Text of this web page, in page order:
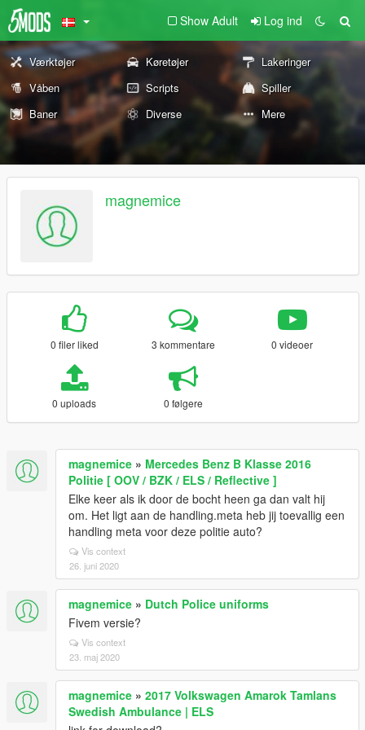
Show Adult Log ind
Værktøjer Køretøjer
Lakeringer
Våben
Scripts
Spiller
Baner
Diverse Mere
magnemice
0 filer liked 3 kommentare 0 videoer
0 uploads 0 følgere
magnemice » Mercedes Benz B Klasse 2016
Politie [ OOV / BZK / ELS / Reflective ]
Elke keer als ik door de bocht heen ga dan valt hij
om. Het ligt aan de handling.meta heb jij toevallig een
handling meta voor deze politie auto?
Vis context
26. juni 2020
magnemice » Dutch Police uniforms
Fivem versie?
Vis context
23. maj 2020
magnemice » 2017 Volkswagen Amarok Tamlans
Swedish Ambulance | ELS